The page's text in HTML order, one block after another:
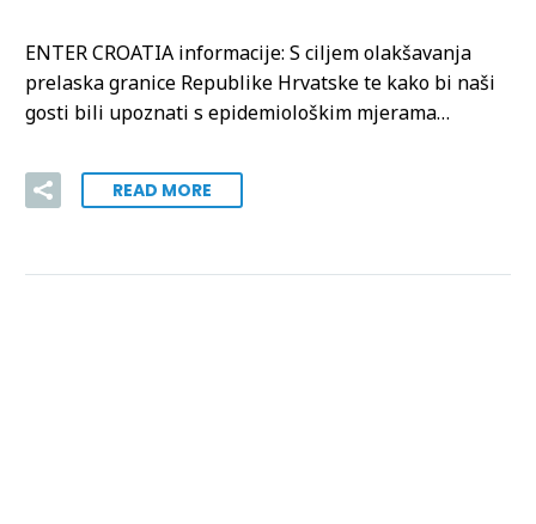
ENTER CROATIA informacije: S ciljem olakšavanja
prelaska granice Republike Hrvatske te kako bi naši
gosti bili upoznati s epidemiološkim mjerama…
READ MORE